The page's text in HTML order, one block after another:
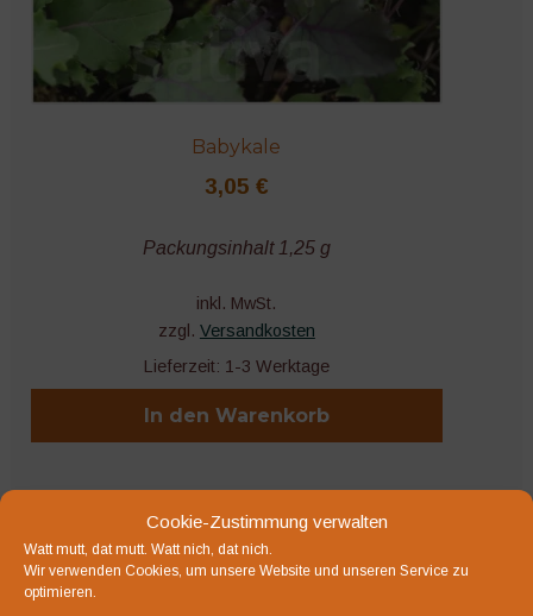
Cookie-Zustimmung verwalten
Watt mutt, dat mutt. Watt nich, dat nich.
Wir verwenden Cookies, um unsere Website und unseren Service zu
optimieren.
Babykale
3,05 €
Packungsinhalt 1,25 g
inkl. MwSt.
zzgl. Versandkosten
Lieferzeit: 1-3 Werktage
In den Warenkorb